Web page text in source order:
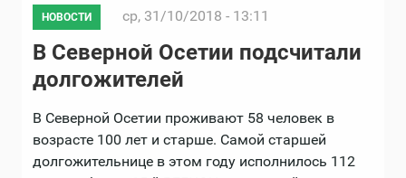
НОВОСТИ ср, 31/10/2018 - 13:11
В Северной Осетии подсчитали
долгожителей
В Северной Осетии проживают 58 человек в
возрасте 100 лет и старше. Самой старшей
долгожительнице в этом году исполнилось 112